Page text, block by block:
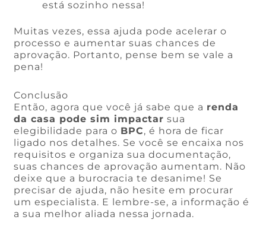
está sozinho nessa!
Muitas vezes, essa ajuda pode acelerar o
processo e aumentar suas chances de
aprovação. Portanto, pense bem se vale a
pena!
Conclusão
Então, agora que você já sabe que a renda
da casa pode sim impactar sua
elegibilidade para o BPC, é hora de ficar
ligado nos detalhes. Se você se encaixa nos
requisitos e organiza sua documentação,
suas chances de aprovação aumentam. Não
deixe que a burocracia te desanime! Se
precisar de ajuda, não hesite em procurar
um especialista. E lembre-se, a informação é
a sua melhor aliada nessa jornada.